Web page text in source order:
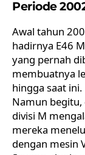
Periode
Awal tahun
hadirnya E46
yang pernah
membuatnya
hingga saat ini.
Namun begitu,
divisi M
mereka
dengan mesin